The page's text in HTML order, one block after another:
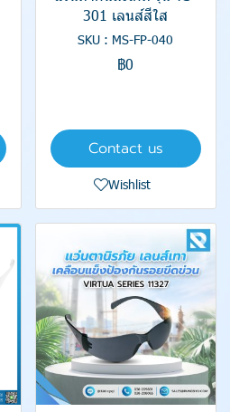
301 เลนส์สีใส
SKU : MS-FP-040
฿0
Contact us
Wishlist